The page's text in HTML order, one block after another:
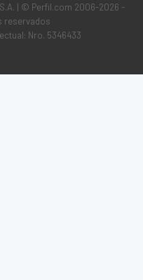
| © Perfil.com 2006-2026 -
reservados
Nro. 5346433